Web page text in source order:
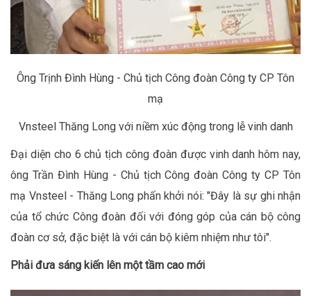
Ông Trịnh Đình Hùng - Chủ tịch Công đoàn Công ty CP Tôn
mạ
Vnsteel Thăng Long với niềm xúc động trong lễ vinh danh
Đại diện cho 6 chủ tịch công đoàn được vinh danh hôm nay,
ông Trần Đình Hùng - Chủ tịch Công đoàn Công ty CP Tôn
mạ Vnsteel - Thăng Long phấn khởi nói: "Đây là sự ghi nhận
của tổ chức Công đoàn đối với đóng góp của cán bộ công
đoàn cơ sở, đặc biệt là với cán bộ kiêm nhiệm như tôi".
Phải đưa sáng kiến lên một tầm cao mới